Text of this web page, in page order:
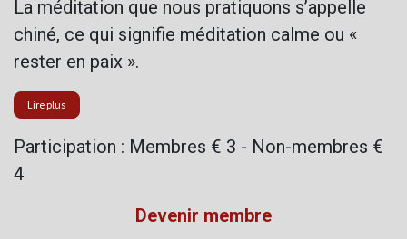
La méditation que nous pratiquons s’appelle
chiné, ce qui signifie méditation calme ou «
rester en paix ».
Lire plus
Participation : Membres € 3 - Non-membres €
4
Devenir membre